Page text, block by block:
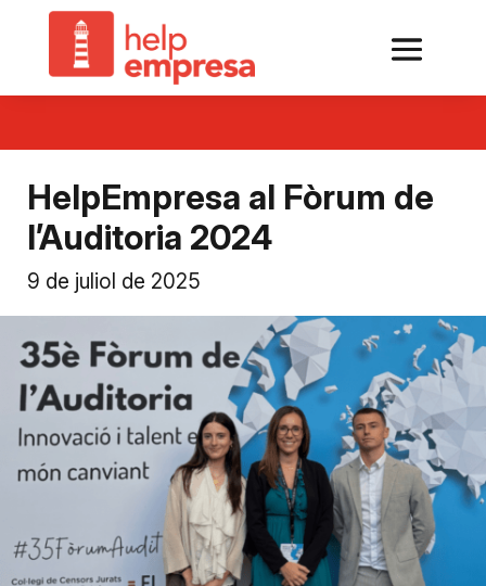
HelpEmpresa al Fòrum de
l’Auditoria 2024
9 de juliol de 2025